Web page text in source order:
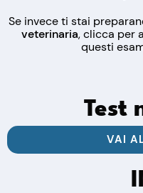
Se invece ti stai
veterinaria, clicca per
questi
Test
VAI